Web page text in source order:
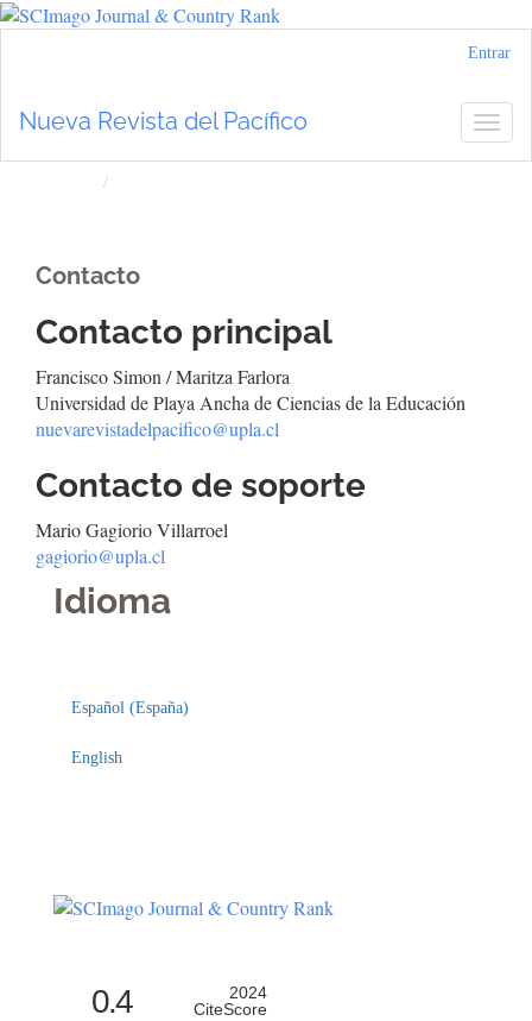
principal
Entrar
Nueva Revista del Pacífico
Contacto
Contacto principal
Francisco Simon / Maritza Farlora
Universidad de Playa Ancha de Ciencias de la Educación
nuevarevistadelpacifico@upla.cl
Contacto de soporte
Mario Gagiorio Villarroel
gagiorio@upla.cl
Idioma
Español (España)
English
Indexaciones
0.4
2024
CiteScore
Licencia